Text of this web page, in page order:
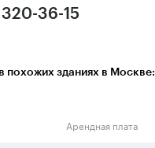
36-15
похожих зданиях в Москве:
Арендная плата